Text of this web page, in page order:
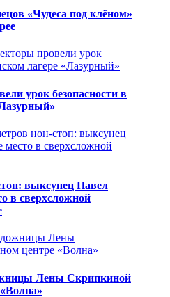
«Чудеса под клёном»
урок безопасности в
выксунец Павел
в сверхсложной
Лены Скрипкиной